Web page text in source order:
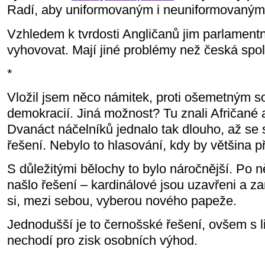
Radí, aby uniformovaným i
Vzhledem k tvrdosti Angličanů jim
vyhovovat. Mají jiné problémy než česká
*
Vložil jsem něco námitek, proti ošemetným
demokracií. Jiná možnost? Tu znali Afričané
Dvanáct náčelníků jednalo tak dlouho, až se
řešení. Nebylo to hlasování, kdy by většina
S důležitými bělochy to bylo náročnější. Po
našlo řešení – kardinálové jsou uzavřeni a
si, mezi sebou, vyberou nového papeže.
Jednodušší je to černošské řešení, ovšem s
nechodí pro zisk osobních výhod.